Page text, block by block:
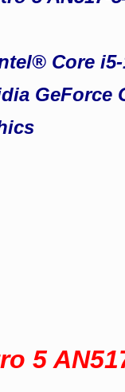
Core i5-
GeForce
5